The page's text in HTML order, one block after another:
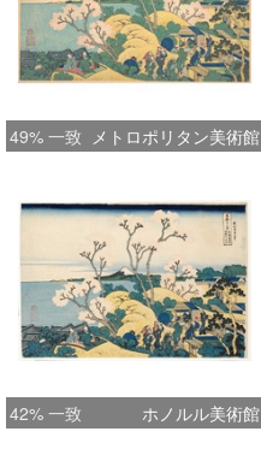
49% 一致 メトロポリタン美術館
42% 一致 ホノルル美術館